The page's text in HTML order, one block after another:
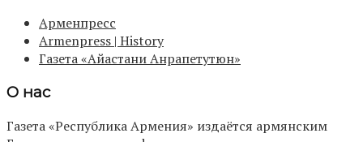
Арменпресс
Armenpress | History
Газета «Айастани Анрапетутюн»
О нас
Газета «Республика Армения» издаётся армянским